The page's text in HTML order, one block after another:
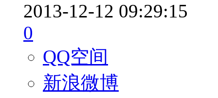
2013-12-12 09:29:15
0
QQ空间
新浪微博